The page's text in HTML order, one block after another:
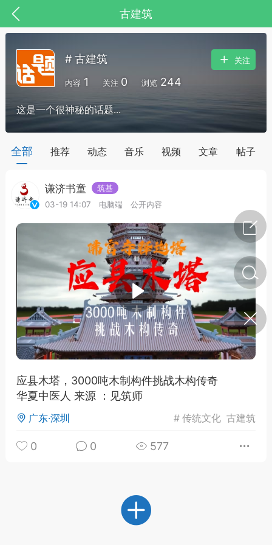
古建筑
，华夏中医人：家门口的中医人！
节气气象
·特急预警】关
节返乡期间“闪
急提示
0
如何购买【理肺清瘟膏】
【养正护络膏】？
小海（HAi）
平，顺时收
谷气行、营卫通：内经视角
下的脾胃调养要义
# 古建筑
内容 1 关注 0 浏览 244
关注
这是一个很神秘的话题...
全部 推荐 动态 音乐 视频 文章 帖子
谦济书童
筑基
03-19 14:07
电脑端 公开内容
应县木塔，3000吨木制构件挑战木构传奇
华夏中医人 来源 ：见筑师
广东·深圳 #传统文化 古建筑
0 0 577